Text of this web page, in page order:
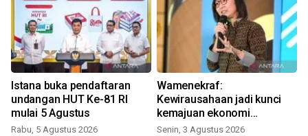
Istana buka pendaftaran
undangan HUT Ke-81 RI
mulai 5 Agustus
Rabu, 5 Agustus 2026
Wamenekraf:
Kewirausahaan jadi kunci
kemajuan ekonomi
Indonesia
Senin, 3 Agustus 2026